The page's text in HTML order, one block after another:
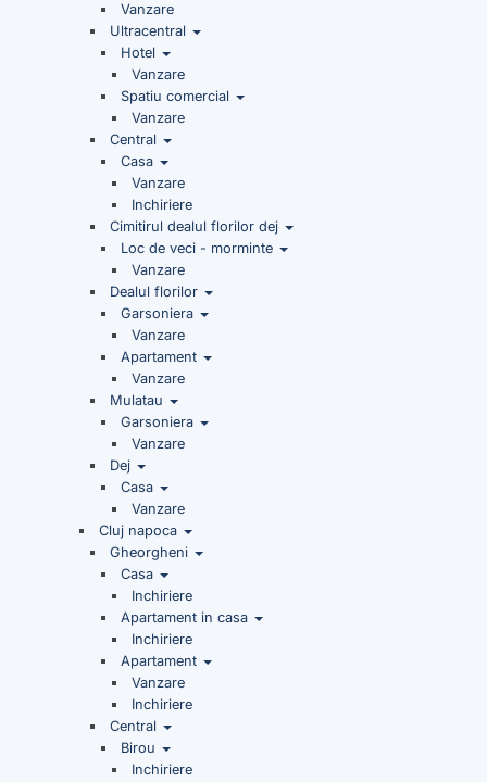
Vanzare
Ultracentral
Hotel
Vanzare
Spatiu comercial
Vanzare
Central
Casa
Vanzare
Inchiriere
Cimitirul dealul florilor dej
Loc de veci - morminte
Vanzare
Dealul florilor
Garsoniera
Vanzare
Apartament
Vanzare
Mulatau
Garsoniera
Vanzare
Dej
Casa
Vanzare
Cluj napoca
Gheorgheni
Casa
Inchiriere
Apartament in casa
Inchiriere
Apartament
Vanzare
Inchiriere
Central
Birou
Inchiriere